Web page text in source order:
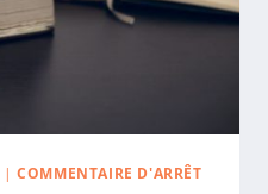
|COMMENTAIRE D'ARRÊT